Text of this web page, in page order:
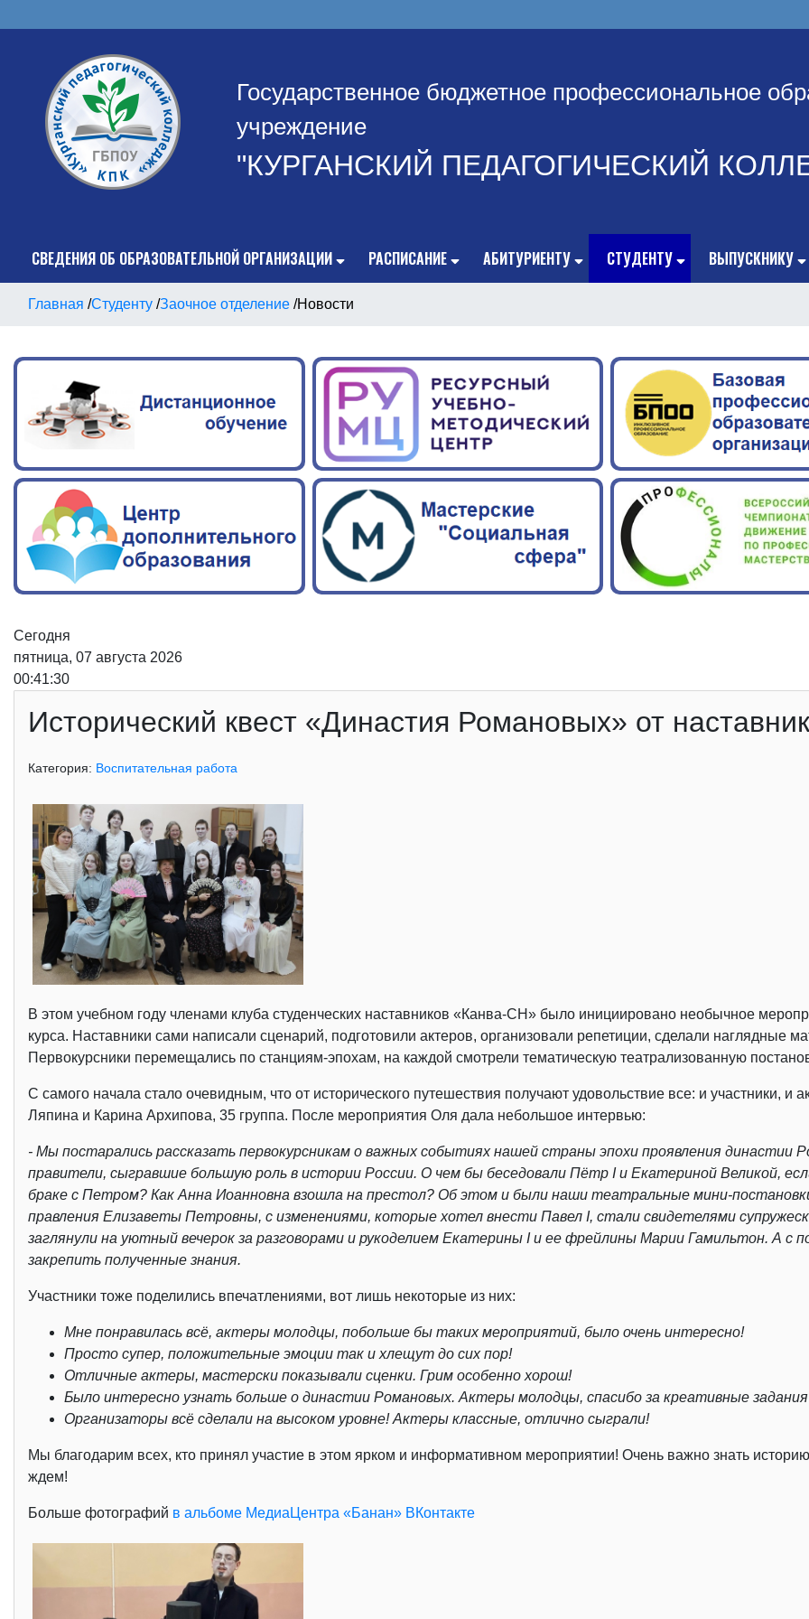
Государственное бюджетное профессиональное
учреждение
"КУРГАНСКИЙ ПЕДАГОГИЧЕСКИЙ
СВЕДЕНИЯ ОБ ОБРАЗОВАТЕЛЬНОЙ ОРГАНИЗАЦИИ РАСПИСАНИЕ АБИТУРИЕНТУ СТУДЕНТУ ВЫПУСКНИКУ
Главная /Студенту /Заочное отделение /Новости
Сегодня
пятница, 07 августа 2026
00:41:30
Исторический квест «Династия Романовых» от
Категория: Воспитательная работа
В этом учебном году членами клуба студенческих наставников «Канва-СН» было инициировано необычное
курса. Наставники сами написали сценарий, подготовили актеров, организовали репетиции, сделали наглядные
Первокурсники перемещались по станциям-эпохам, на каждой смотрели тематическую театрализованную
С самого начала стало очевидным, что от исторического путешествия получают удовольствие все: и участники,
Ляпина и Карина Архипова, 35 группа. После мероприятия Оля дала небольшое интервью:
- Мы постарались рассказать первокурсникам о важных событиях нашей страны эпохи проявления династии
правители, сыгравшие большую роль в истории России. О чем бы беседовали Пётр Iи Екатериной Великой,
браке с Петром? Как Анна Иоанновна взошла на престол? Об этом и были наши театральные мини-
правления Елизаветы Петровны, с изменениями, которые хотел внести Павел I, стали свидетелями
заглянули на уютный вечерок за разговорами и рукоделием Екатерины Iи ее фрейлины Марии Гамильтон. А с
закрепить полученные знания.
Участники тоже поделились впечатлениями, вот лишь некоторые из них:
Мне понравилась всё, актеры молодцы, побольше бы таких мероприятий, было очень интересно!
Просто супер, положительные эмоции так и хлещут до сих пор!
Отличные актеры, мастерски показывали сценки. Грим особенно хорош!
Было интересно узнать больше о династии Романовых. Актеры молодцы, спасибо за креативные задания
Организаторы всё сделали на высоком уровне! Актеры классные, отлично сыграли!
Мы благодарим всех, кто принял участие в этом ярком и информативном мероприятии! Очень важно знать
ждем!
Больше фотографий в альбоме МедиаЦентра «Банан» ВКонтакте